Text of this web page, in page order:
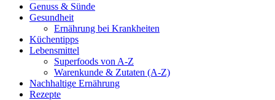
Genuss & Sünde
Gesundheit
Ernährung bei Krankheiten
Küchentipps
Lebensmittel
Superfoods von A-Z
Warenkunde & Zutaten (A-Z)
Nachhaltige Ernährung
Rezepte